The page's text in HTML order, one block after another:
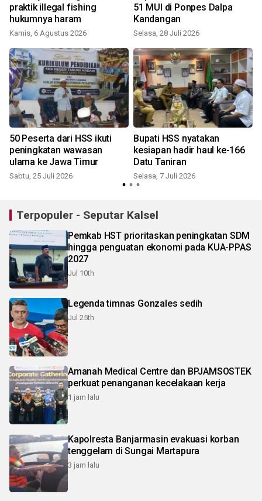
praktik illegal fishing
hukumnya haram
Kamis, 6 Agustus 2026
51 MUI di Ponpes Dalpa
Kandangan
Selasa, 28 Juli 2026
50 Peserta dari HSS ikuti
peningkatan wawasan
ulama ke Jawa Timur
Sabtu, 25 Juli 2026
Bupati HSS nyatakan
kesiapan hadir haul ke-166
Datu Taniran
Selasa, 7 Juli 2026
Terpopuler - Seputar Kalsel
Pemkab HST prioritaskan peningkatan SDM
hingga penguatan ekonomi pada KUA-PPAS
2027
Jul 10th
Legenda timnas Gonzales sedih
Jul 25th
Amanah Medical Centre dan BPJAMSOSTEK
perkuat penanganan kecelakaan kerja
1 jam lalu
Kapolresta Banjarmasin evakuasi korban
tenggelam di Sungai Martapura
3 jam lalu